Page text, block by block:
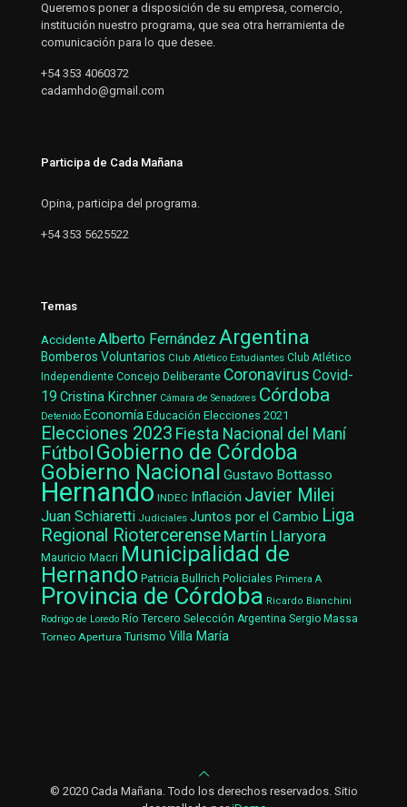
Queremos poner a disposición de su empresa, comercio,
institución nuestro programa, que sea otra herramienta de
comunicación para lo que desee.
+54 353 4060372
cadamhdo@gmail.com
Participa de Cada Mañana
Opina, participa del programa.
+54 353 5625522
Temas
AccidenteAlberto Fernández Argentina
Bomberos Voluntarios Club Atlético Estudiantes Club Atlético
Independiente Concejo Deliberante Coronavirus Covid-
19 Cristina Kirchner Cámara de Senadores Córdoba
Detenido Economía Educación Elecciones 2021
Elecciones 2023 Fiesta Nacional del Maní
Fútbol Gobierno de Córdoba
Gobierno Nacional Gustavo Bottasso
Hernando INDEC Inflación Javier Milei
Juan Schiaretti Judiciales Juntos por el Cambio Liga
Regional Riotercerense Martín Llaryora
Mauricio Macri Municipalidad de
Hernando Patricia Bullrich Policiales Primera A
Provincia de Córdoba Ricardo Bianchini
Rodrigo de Loredo Río Tercero Selección Argentina Sergio Massa
Torneo Apertura Turismo Villa María
© 2020 Cada Mañana. Todo los derechos reservados. Sitio